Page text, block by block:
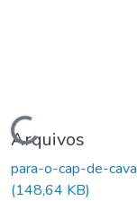
Carregando...
Arquivos
para-o-cap-de-
(148,64 KB)